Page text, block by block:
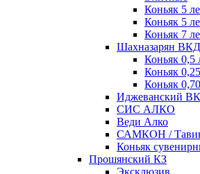
Коньяк 5
Коньяк 5
Коньяк 7
Шахназарян ВКД
Коньяк 0,5
Коньяк
Коньяк
Иджеванский
СИС АЛКО
Веди Алко
САМКОН /
Коньяк
Прошянский КЗ
Эксклюзив